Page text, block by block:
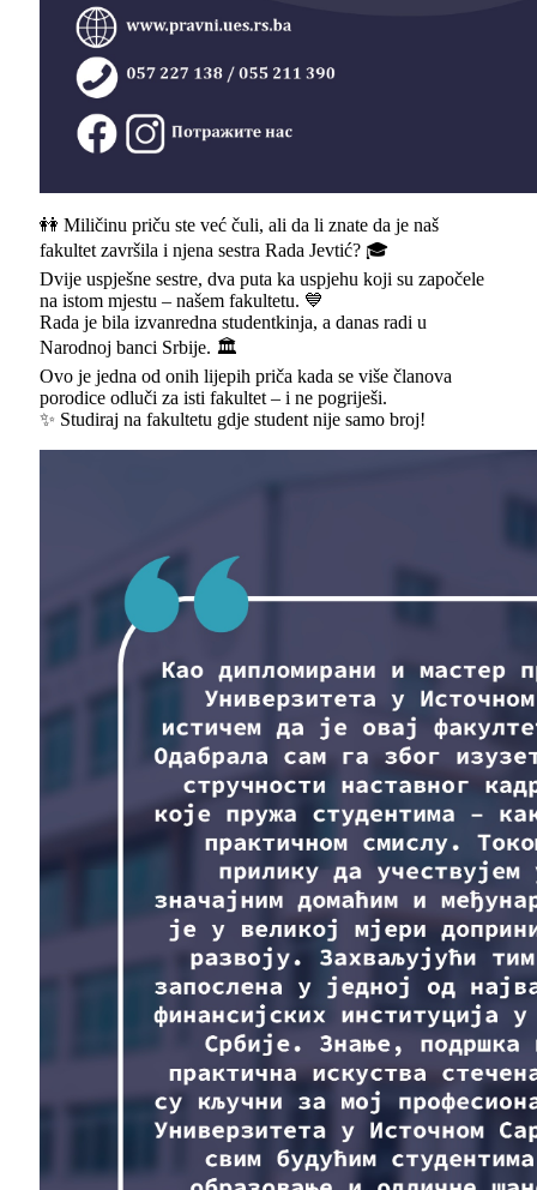
👭 Miličinu priču ste već čuli, ali da li znate da je naš
fakultet završila i njena sestra Rada Jevtić? 🎓
Dvije uspješne sestre, dva puta ka uspjehu koji su započele
na istom mjestu – našem fakultetu. 💙
Rada je bila izvanredna studentkinja, a danas radi u
Narodnoj banci Srbije. 🏛️
Ovo je jedna od onih lijepih priča kada se više članova
porodice odluči za isti fakultet – i ne pogriješi.
✨ Studiraj na fakultetu gdje student nije samo broj!